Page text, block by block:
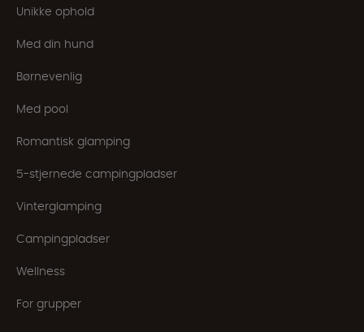
Unikke ophold
Med din hund
Børnevenlig
Med pool
Romantisk glamping
5-stjernede campingpladser
Vinterglamping
Campingpladser
Wellness
For grupper